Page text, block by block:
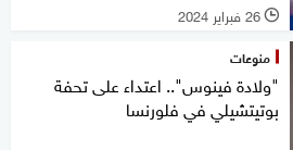
l 26 فبراير 2024
منوعات
"ولادة فينوس".. اعتداء على تحفة
بوتيتشيلي في فلورنسا